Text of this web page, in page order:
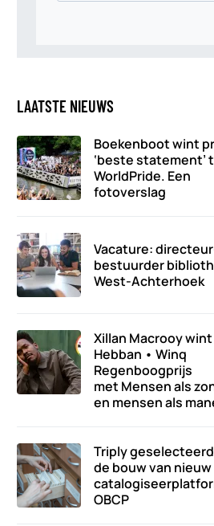
LAATSTE NIEUWS
Boekenboot wint
‘beste statement’
WorldPride. Een
fotoverslag
Vacature:
bestuurder
West-Achterhoek
Xillan Macrooy wint
Hebban • Winq
Regenboogprijs
met Mensen als
en mensen als
Triply
de bouw van nieuw
OBCP